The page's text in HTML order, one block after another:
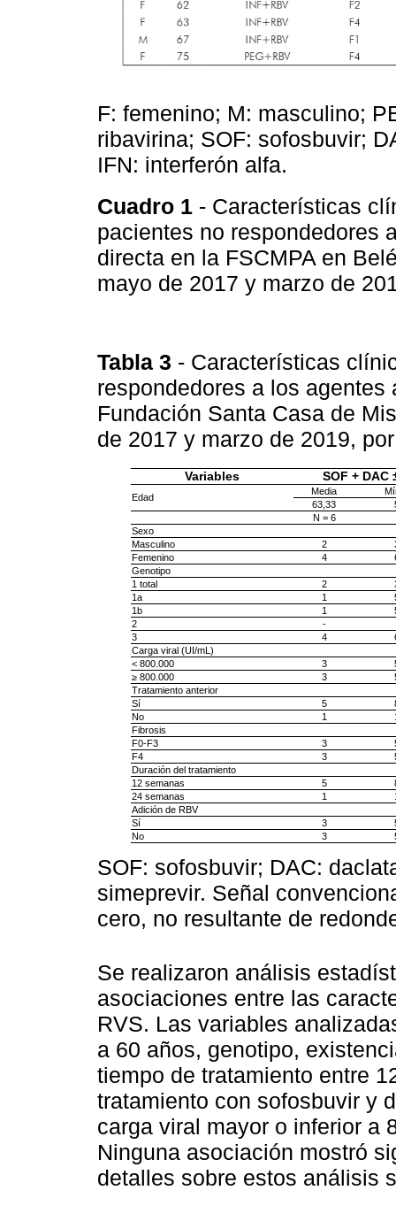
F: femenino; M: masculino;
ribavirina; SOF: sofosbuvir;
IFN: interferón alfa.
Cuadro 1 - Características
pacientes no respondedores
directa en la FSCMPA en
mayo de 2017 y marzo de
Tabla 3 - Características
respondedores a los
Fundación Santa Casa de
de 2017 y marzo de 2019,
Variables SOF + DAC
Edad
Media
63,33
N = 6
Sexo
Masculino
2
Femenino
4
Genotipo
1 total
2
1a
1
1b
1
2
-
3
4
Carga viral (UI/mL)
< 800.000
3
≥ 800.000
3
Tratamiento anterior
Sí
5
No
1
Fibrosis
F0-F3
3
F4
3
Duración del tratamiento
12 semanas
5
24 semanas
1
Adición de RBV
Sí
3
No
3
SOF: sofosbuvir; DAC:
simeprevir. Señal
cero, no resultante de
Se realizaron análisis
asociaciones entre las
RVS. Las variables
a 60 años, genotipo,
tiempo de tratamiento entre
tratamiento con sofosbuvir y
carga viral mayor o inferior a
Ninguna asociación mostró
detalles sobre estos análisis